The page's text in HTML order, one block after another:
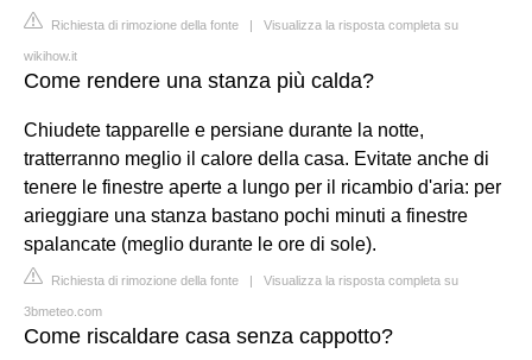
Richiesta di rimozione della fonte | Visualizza la risposta completa su
wikihow.it
Come rendere una stanza più calda?
Chiudete tapparelle e persiane durante la notte,
tratterranno meglio il calore della casa. Evitate anche di
tenere le finestre aperte a lungo per il ricambio d'aria: per
arieggiare una stanza bastano pochi minuti a finestre
spalancate (meglio durante le ore di sole).
Richiesta di rimozione della fonte | Visualizza la risposta completa su
3bmeteo.com
Come riscaldare casa senza cappotto?